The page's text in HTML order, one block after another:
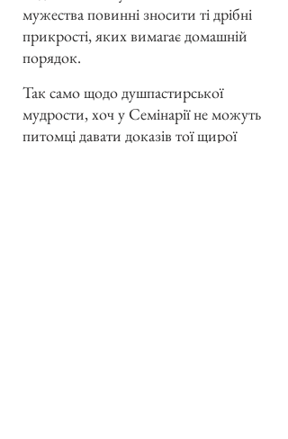
мужества повинні зносити ті дрібні
прикрості, яких вимагає домашній
порядок.
Так само щодо душпастирської
мудрости, хоч у Семінарії не можуть
питомці давати доказів тої щирої